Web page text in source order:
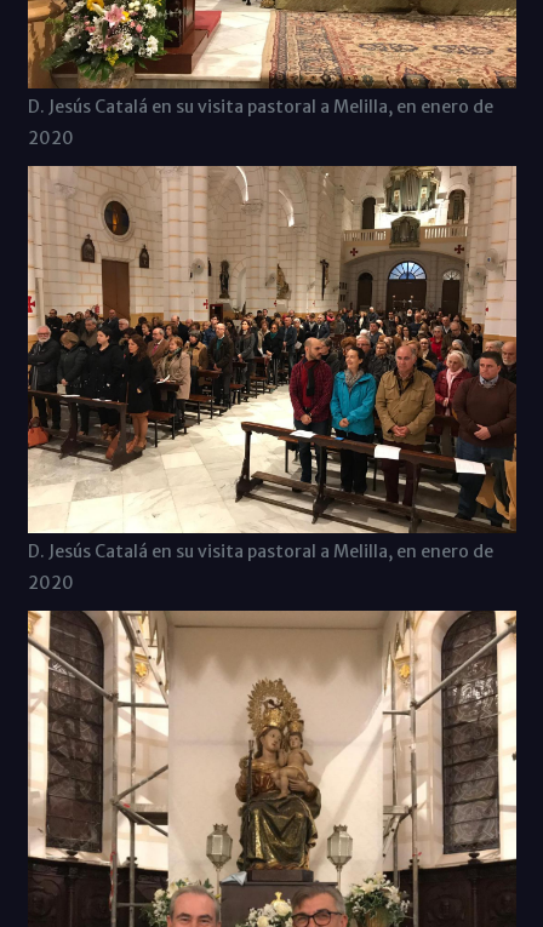
D. Jesús Catalá en su visita pastoral a Melilla, en enero de
2020
D. Jesús Catalá en su visita pastoral a Melilla, en enero de
2020